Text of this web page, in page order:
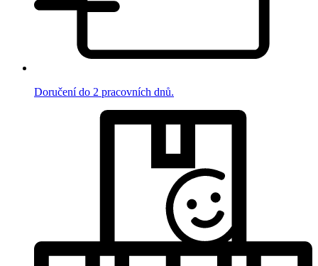
Doručení do 2 pracovních dnů.